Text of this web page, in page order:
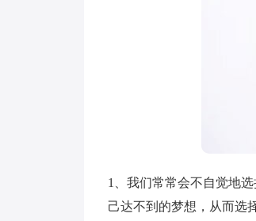
1、我们常常会不自觉地
己达不到的梦想，从而选